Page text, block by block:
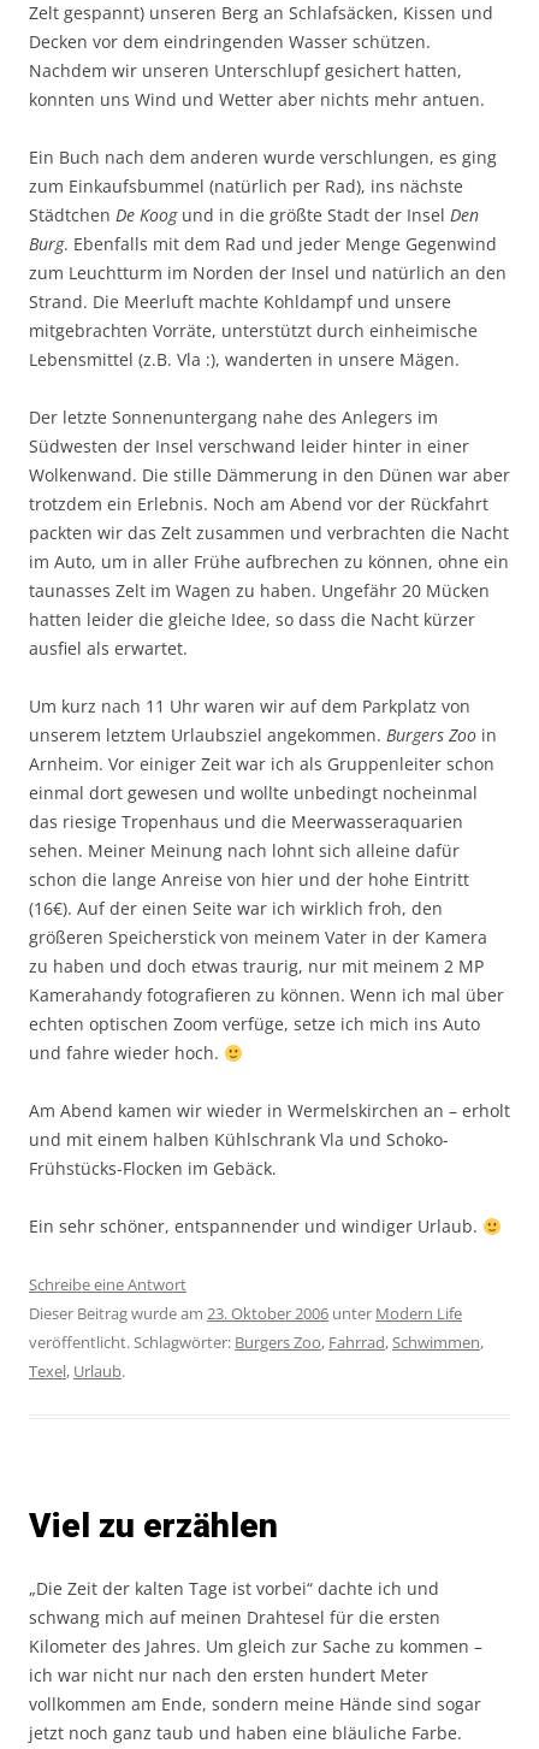
Zelt gespannt) unseren Berg an Schlafsäcken, Kissen und
Decken vor dem eindringenden Wasser schützen.
Nachdem wir unseren Unterschlupf gesichert hatten,
konnten uns Wind und Wetter aber nichts mehr antuen.
Ein Buch nach dem anderen wurde verschlungen, es ging
zum Einkaufsbummel (natürlich per Rad), ins nächste
Städtchen De Koogund in die größte Stadt der Insel Den
Burg. Ebenfalls mit dem Rad und jeder Menge Gegenwind
zum Leuchtturm im Norden der Insel und natürlich an den
Strand. Die Meerluft machte Kohldampf und unsere
mitgebrachten Vorräte, unterstützt durch einheimische
Lebensmittel (z.B. Vla :), wanderten in unsere Mägen.
Der letzte Sonnenuntergang nahe des Anlegers im
Südwesten der Insel verschwand leider hinter in einer
Wolkenwand. Die stille Dämmerung in den Dünen war aber
trotzdem ein Erlebnis. Noch am Abend vor der Rückfahrt
packten wir das Zelt zusammen und verbrachten die Nacht
im Auto, um in aller Frühe aufbrechen zu können, ohne ein
taunasses Zelt im Wagen zu haben. Ungefähr 20 Mücken
hatten leider die gleiche Idee, so dass die Nacht kürzer
ausfiel als erwartet.
Um kurz nach 11 Uhr waren wir auf dem Parkplatz von
unserem letztem Urlaubsziel angekommen. Burgers Zoo in
Arnheim. Vor einiger Zeit war ich als Gruppenleiter schon
einmal dort gewesen und wollte unbedingt nocheinmal
das riesige Tropenhaus und die Meerwasseraquarien
sehen. Meiner Meinung nach lohnt sich alleine dafür
schon die lange Anreise von hier und der hohe Eintritt
(16€). Auf der einen Seite war ich wirklich froh, den
größeren Speicherstick von meinem Vater in der Kamera
zu haben und doch etwas traurig, nur mit meinem 2 MP
Kamerahandy fotografieren zu können. Wenn ich mal über
echten optischen Zoom verfüge, setze ich mich ins Auto
und fahre wieder hoch.
Am Abend kamen wir wieder in Wermelskirchen an – erholt
und mit einem halben Kühlschrank Vla und Schoko-
Frühstücks-Flocken im Gebäck.
Ein sehr schöner, entspannender und windiger Urlaub.
Schreibe eine Antwort
Dieser Beitrag wurde am 23. Oktober 2006 unter Modern Life
veröffentlicht. Schlagwörter: Burgers Zoo, Fahrrad,Schwimmen,
Texel, Urlaub.
Viel zu erzählen
„Die Zeit der kalten Tage ist vorbei“ dachte ich und
schwang mich auf meinen Drahtesel für die ersten
Kilometer des Jahres. Um gleich zur Sache zu kommen –
ich war nicht nur nach den ersten hundert Meter
vollkommen am Ende, sondern meine Hände sind sogar
jetzt noch ganz taub und haben eine bläuliche Farbe.